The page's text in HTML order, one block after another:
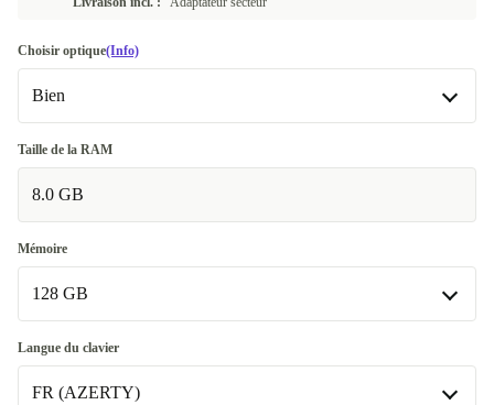
Choisir optique(Info)
Bien
Bien
Très bien
Excellent
Taille de la RAM
8.0 GB
Mémoire
128 GB
128 GB
256 GB +100,00 €
Langue du clavier
FR (AZERTY)